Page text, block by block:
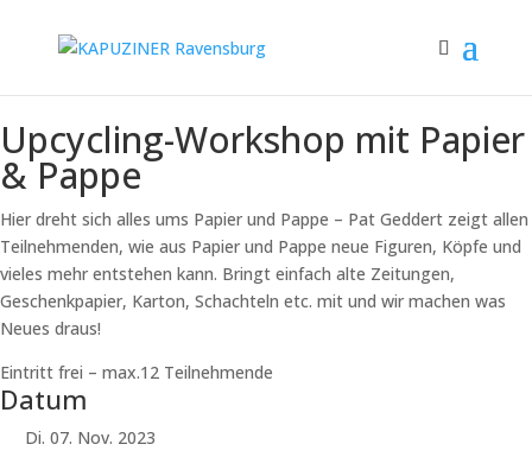
Upcycling-Workshop mit Papier
& Pappe
Hier dreht sich alles ums Papier und Pappe – Pat Geddert zeigt allen
Teilnehmenden, wie aus Papier und Pappe neue Figuren, Köpfe und
vieles mehr entstehen kann. Bringt einfach alte Zeitungen,
Geschenkpapier, Karton, Schachteln etc. mit und wir machen was
Neues draus!
Eintritt frei – max.12 Teilnehmende
Datum
Di. 07. Nov. 2023